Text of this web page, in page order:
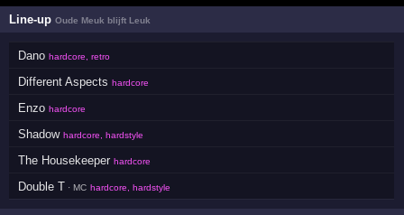
Line-upOude Meuk blijft Leuk
Dano hardcore, retro
Different Aspects hardcore
Enzo hardcore
Shadow hardcore, hardstyle
The Housekeeper hardcore
Double T · MC hardcore, hardstyle